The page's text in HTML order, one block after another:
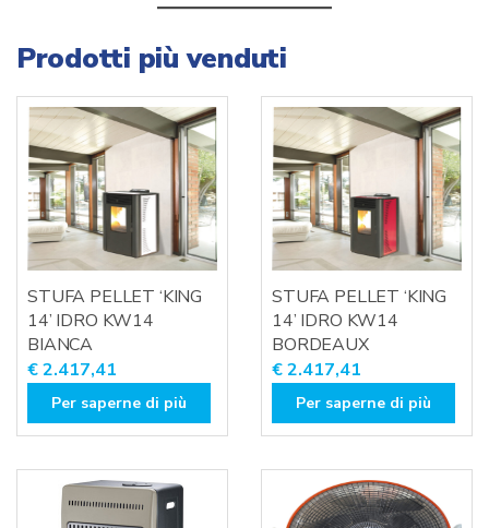
Prodotti più venduti
STUFA PELLET ‘KING
14’ IDRO KW14
BIANCA
€2.417,41
Per saperne di più
STUFA PELLET ‘KING
14’ IDRO KW14
BORDEAUX
€2.417,41
Per saperne di più